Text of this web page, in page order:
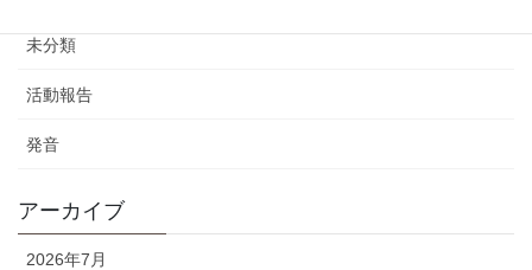
未分類
活動報告
発音
アーカイブ
2026年7月